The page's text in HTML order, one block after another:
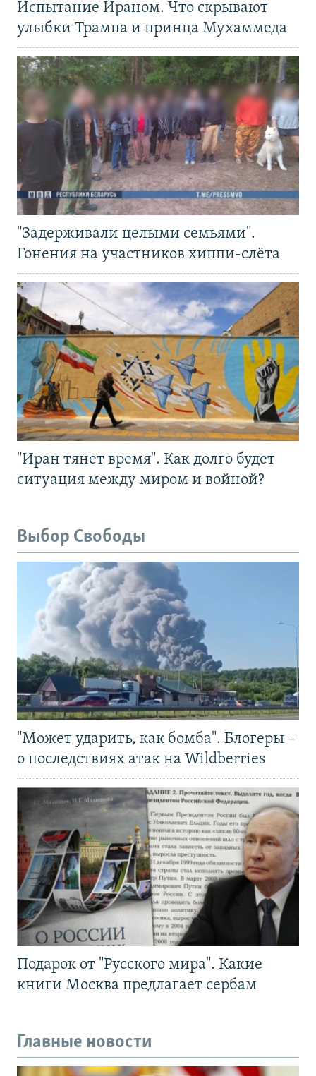
Испытание Ираном. Что скрывают
улыбки Трампа и принца Мухаммеда
"Задерживали целыми семьями".
Гонения на участников хиппи-слёта
"Иран тянет время". Как долго будет
ситуация между миром и войной?
Выбор Свободы
"Может ударить, как бомба". Блогеры –
о последствиях атак на Wildberries
Подарок от "Русского мира". Какие
книги Москва предлагает сербам
Главные новости